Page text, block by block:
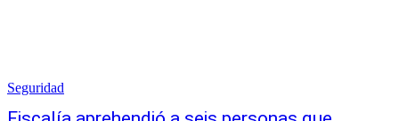
Seguridad